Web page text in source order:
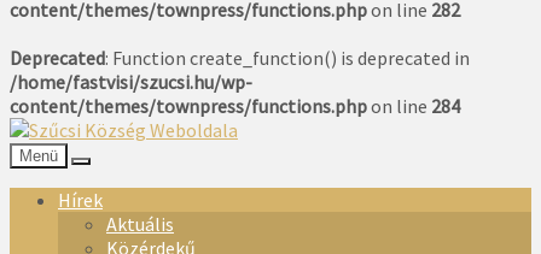
content/themes/townpress/functions.phpon line 282
Deprecated: Function create_function() is deprecated in
/home/fastvisi/szucsi.hu/wp-
content/themes/townpress/functions.phpon line 284
Menü
Hírek
Aktuális
Közérdekű